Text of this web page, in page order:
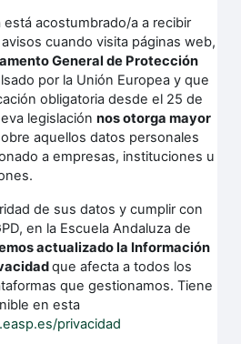
acostumbrado/a a recibir
cuando visita páginas web,
General de Protección
por la Unión Europea y que
obligatoria desde el 25 de
legislaciónnos otorga mayor
aquellos datos personales
a empresas, instituciones u
de sus datos y cumplir con
en la Escuela Andaluza de
actualizado la Información
que afecta a todos los
que gestionamos. Tiene
en esta
privacidad